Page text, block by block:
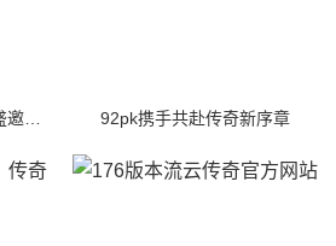
92pk谱写传奇新序章，盛邀玩家共襄盛举 92pk携手共赴传奇新序章